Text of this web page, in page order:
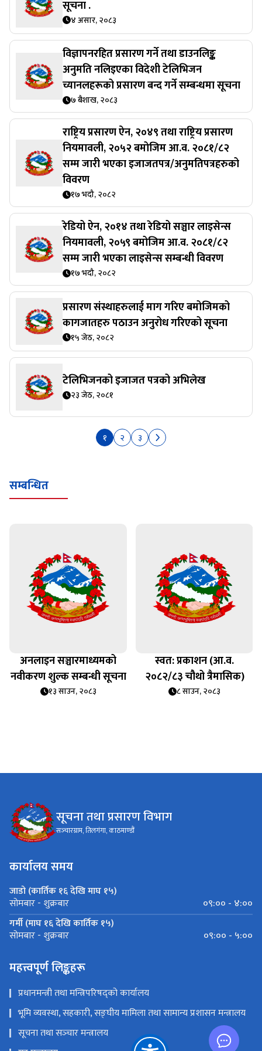
सूचना .
४ असार, २०८३
विज्ञापनरहित प्रसारण गर्ने तथा डाउनलिङ्क
अनुमति नलिइएका विदेशी टेलिभिजन
च्यानलहरूको प्रसारण बन्द गर्ने सम्बन्धमा सूचना
७ बैशाख, २०८३
राष्ट्रिय प्रसारण ऐन, २०४९ तथा राष्ट्रिय प्रसारण
नियमावली, २०५२ बमोजिम आ.व. २०८१/८२
सम्म जारी भएका इजाजतपत्र/अनुमतिपत्रहरुको
विवरण
१७ भदौ, २०८२
रेडियो ऐन, २०१४ तथा रेडियो सञ्चार लाइसेन्स
नियमावली, २०५९ बमोजिम आ.व. २०८१/८२
सम्म जारी भएका लाइसेन्स सम्बन्धी विवरण
१७ भदौ, २०८२
प्रसारण संस्थाहरुलाई माग गरिए बमोजिमको
कागजातहरु पठाउन अनुरोध गरिएको सूचना
१५ जेठ, २०८२
टेलिभिजनको इजाजत पत्रको अभिलेख
२३ जेठ, २०८१
१ २ ३
सम्बन्धित
अनलाइन सञ्चारमाध्यमको
नवीकरण शुल्क सम्बन्धी सूचना
१३ साउन, २०८३
स्वत: प्रकाशन (आ.व.
२०८२/८३ चौथो त्रैमासिक)
८ साउन, २०८३
सूचना तथा प्रसारण विभाग
सञ्‍चारग्राम, तिलगंगा, काठमाण्डौं
कार्यालय समय
जाडो (कार्तिक १६ देखि माघ १५)
सोमबार - शुक्रबार
०९:०० - ४:००
गर्मी (माघ १६ देखि कार्तिक १५)
सोमबार - शुक्रबार ०९:०० - ५:००
महत्त्वपूर्ण लिङ्कहरू
प्रधानमन्त्री तथा मन्त्रिपरिषद्को कार्यालय
भूमि व्यवस्था, सहकारी, सङ्‍घीय मामिला तथा सामान्य प्रशासन मन्त्रालय
सूचना तथा सञ्‍चार मन्त्रालय